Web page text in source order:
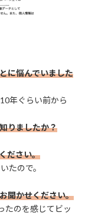
に悩んでいました
年ぐらい前から
りましたか？
ださい。
たので。
聞かせください。
たのを感じてビッ